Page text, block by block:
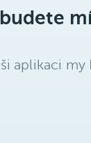
aplikaci my